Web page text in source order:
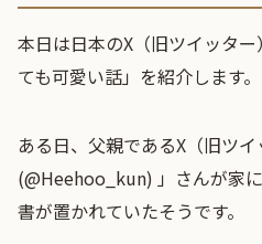
本日は日本のX（旧ツイッタ
ても可愛い話」を紹介します。
ある日、父親であるX（旧ツ
(@Heehoo_kun) 」さんが家
書が置かれていたそうです。